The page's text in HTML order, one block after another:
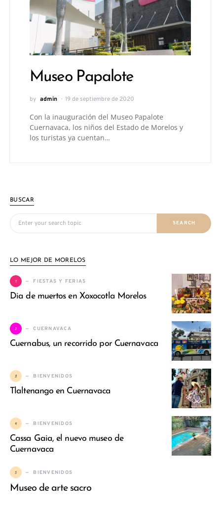
Museo Papalote
by admin 19 de septiembre de 2020
Con la inauguración del Museo Papalote
Cuernavaca, los niños del Estado de Morelos y
los turistas ya cuentan…
BUSCAR
Search for:
SEARCH
LO MEJOR DE MORELOS
1 FIESTAS Y FERIAS
Dia de muertos en Xoxocotla Morelos
2 CUERNAVACA
Cuernabus, un recorrido por Cuernavaca
3 BIENVENIDOS
Tlaltenango en Cuernavaca
4 BIENVENIDOS
Cassa Gaia, el nuevo museo de
Cuernavaca
5 BIENVENIDOS
Museo de arte sacro